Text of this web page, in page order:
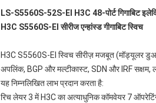
LS-S5560S-52S-EI H3C 48-पोर्ट गिगाबिट
H3C S5560S-EI सीरीज एन्हांस्ड गीगाबिट स्विच
H3C S5560S-EI स्विच सीरीज़ मजबूत (मॉड्यूलर
अपलिंक, BGP और मल्टीकास्ट, SDN और IRF सक्षम,
यह निम्नलिखित लाभ प्रदान करता है:
रिच लेयर 3 में H3C का अत्याधुनिक कॉमवेयर 7